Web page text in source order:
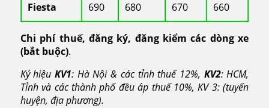
Fiesta 690 680 670 660
Chi phí thuế, đăng ký, đăng kiểm các dòng xe
(bắt buộc).
Ký hiệuKV1: Hà Nội & các tỉnh thuế 12%, KV2: HCM,
Tỉnh và các thành phố đều áp thuế 10%, KV 3: (tuyến
huyện, địa phương).